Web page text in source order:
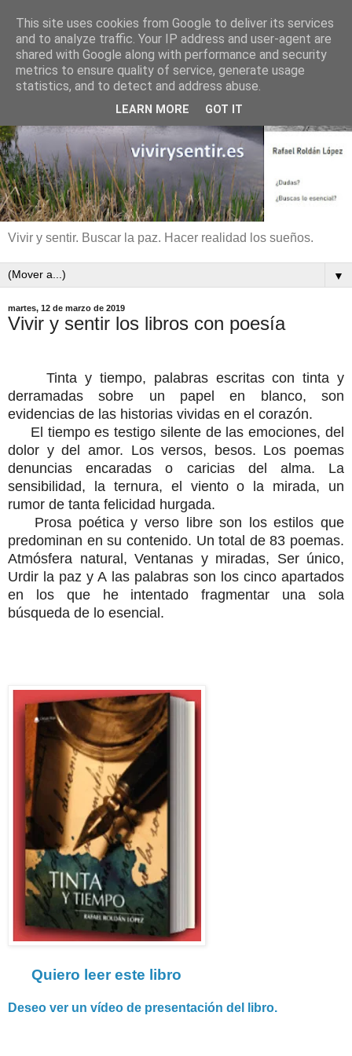
Vivir y sentir. Buscar la paz. Hacer realidad los sueños.
▼
martes, 12 de marzo de 2019
Vivir y sentir los libros con poesía
Tinta y tiempo, palabras escritas con tinta y
derramadas sobre un papel en blanco, son
evidencias de las historias vividas en el corazón.
El tiempo es testigo silente de las emociones, del
dolor y del amor. Los versos, besos. Los poemas
denuncias encaradas o caricias del alma. La
sensibilidad, la ternura, el viento o la mirada, un
rumor de tanta felicidad hurgada.
Prosa poética y verso libre son los estilos que
predominan en su contenido. Un total de 83 poemas.
Atmósfera natural, Ventanas y miradas, Ser único,
Urdir la paz y A las palabras son los cinco apartados
en los que he intentado fragmentar una sola
búsqueda de lo esencial.
Quiero leer este libro
Deseo ver un vídeo de presentación del libro.
This site uses cookies from Google to deliver its services
and to analyze traffic. Your IP address and user-agent are
shared with Google along with performance and security
metrics to ensure quality of service, generate usage
statistics, and to detect and address abuse.
LEARN MORE GOT IT